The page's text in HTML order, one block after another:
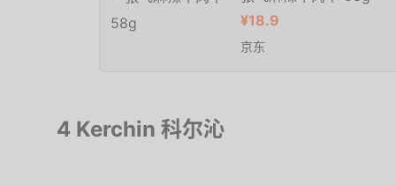
¥18.9
京东
4 Kerchin 科尔沁